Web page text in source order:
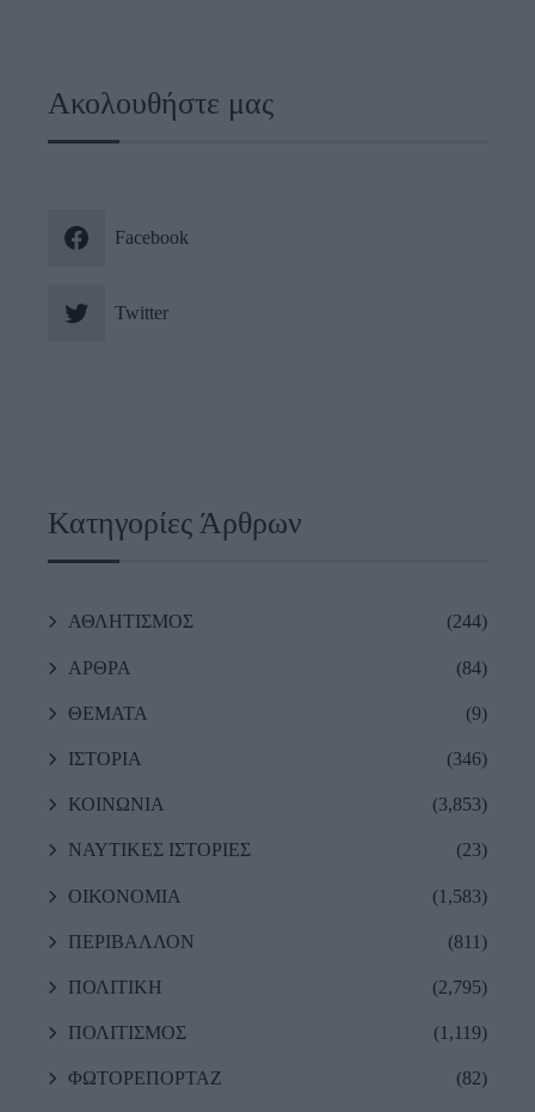
Ακολουθήστε μας
Facebook
Twitter
Κατηγορίες Άρθρων
ΑΘΛΗΤΙΣΜΟΣ (244)
ΑΡΘΡΑ (84)
ΘΕΜΑΤΑ (9)
ΙΣΤΟΡΙΑ (346)
ΚΟΙΝΩΝΙΑ (3,853)
ΝΑΥΤΙΚΕΣ ΙΣΤΟΡΙΕΣ (23)
ΟΙΚΟΝΟΜΙΑ (1,583)
ΠΕΡΙΒΑΛΛΟΝ (811)
ΠΟΛΙΤΙΚΗ (2,795)
ΠΟΛΙΤΙΣΜΟΣ (1,119)
ΦΩΤΟΡΕΠΟΡΤΑΖ (82)